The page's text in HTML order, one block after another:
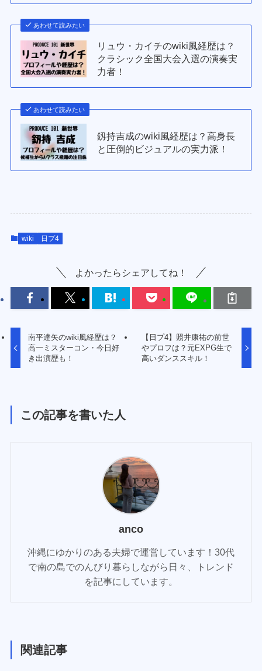
あわせて読みたい
リュウ・カイチのwiki風経歴は？
クラシック全国大会入選の演奏実
力者！
あわせて読みたい
釼持吉成のwiki風経歴は？高身長
と圧倒的ビジュアルの実力派！
wiki 日プ4
よかったらシェアしてね！
南平達矢のwiki風経歴は？
高一ミスターコン・今日好
き出演歴も！
【日プ4】照井康祐の前世
やプロフは？元EXPG生で
高いダンススキル！
この記事を書いた人
anco
沖縄にゆかりのある夫婦で運営しています！30代
で南の島でのんびり暮らしながら日々、トレンド
を記事にしています。
関連記事